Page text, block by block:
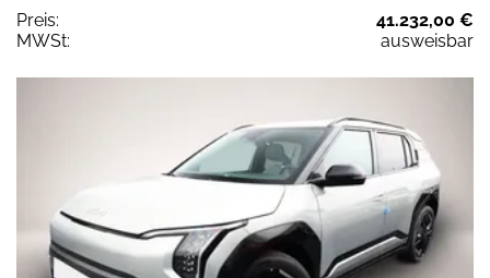
Preis:
41.232,00 €
MWSt:
ausweisbar